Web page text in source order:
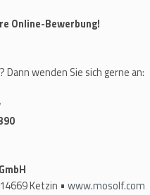
Online-Bewerbung!
Dann wenden Sie sich gerne an:
Ketzin • www.mosolf.com